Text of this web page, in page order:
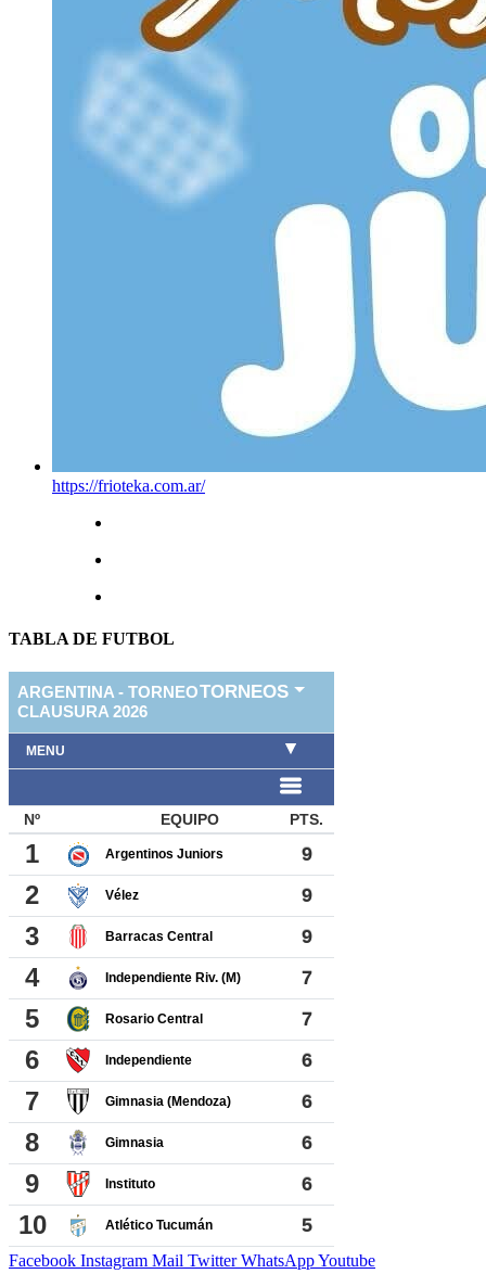
https://frioteka.com.ar/
TABLA DE FUTBOL
Facebook Instagram Mail Twitter WhatsAppYoutube